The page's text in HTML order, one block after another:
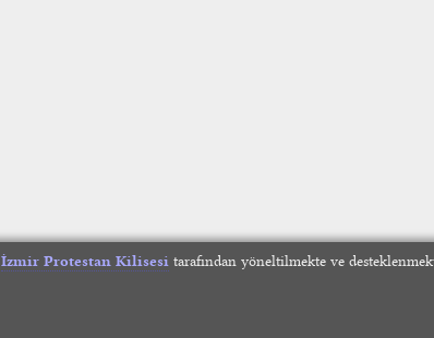
İzmir Protestan Kilisesitarafından yöneltilmekte ve